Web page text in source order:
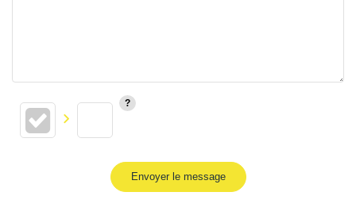
Envoyer le message